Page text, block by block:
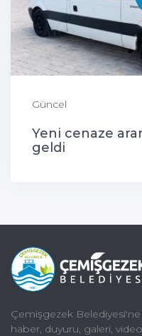
Güncel
Yeni cenaze
geldi
Çemişgezek
haber, duyuru, galeri,